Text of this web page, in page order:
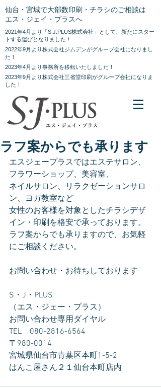
仙台・宮城で大部数印刷・チラシのご相談は
エス・ジェイ・プラスへ
2021年4月より「S.J.PLUS株式会社」として、新たにスター
トする運びとなりました！
2022年9月より株式会社ジムデンがグループ会社になりまし
た！
2023年4月より事務所を移転いたしました！
2023年9月より株式会社三省堂印刷がグループ会社になりま
した！
ラフ案からでも承ります
エスジェープラスではエステサロン、
フラワーショップ、美容室、
ネイルサロン、リラクゼーションサロ
ン、ヨガ教室など
女性のお客様を対象としたチラシデザ
イン・印刷を格安で承っております。
ラフ案からでも承りますので、お気軽
にご相談ください。
お問い合わせ・お待ちしております
S・J・PLUS
（エス・ジェー・プラス）
お問い合わせ専用ダイヤル
TEL　080-2816-6564
〒980-0014
宮城県仙台市青葉区本町1-5-2
はんこ屋さん２１仙台本町店内